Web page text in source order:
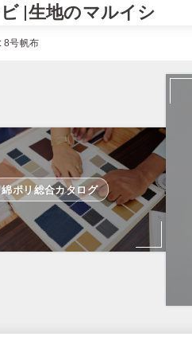
|生地のマルイシ
8号帆布
綿ポリ総合カタログ